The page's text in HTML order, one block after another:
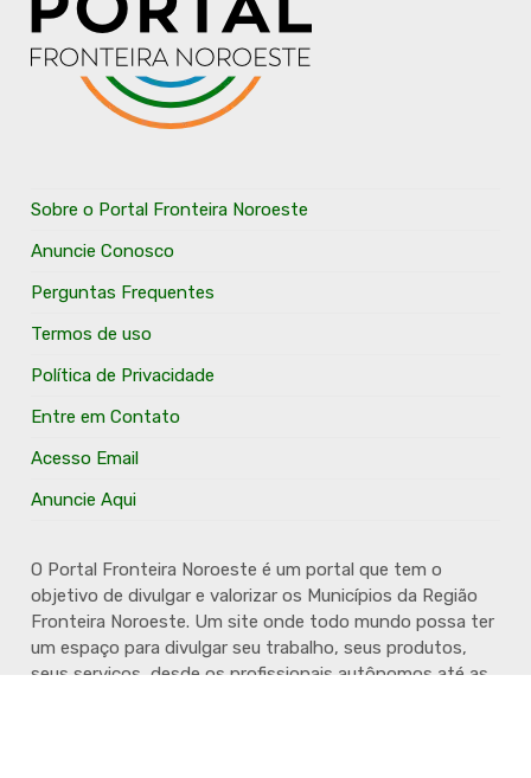
Sobre o Portal Fronteira Noroeste
Anuncie Conosco
Perguntas Frequentes
Termos de uso
Política de Privacidade
Entre em Contato
Acesso Email
Anuncie Aqui
O Portal Fronteira Noroeste é um portal que tem o
objetivo de divulgar e valorizar os Municípios da Região
Fronteira Noroeste. Um site onde todo mundo possa ter
um espaço para divulgar seu trabalho, seus produtos,
seus serviços, desde os profissionais autônomos até as